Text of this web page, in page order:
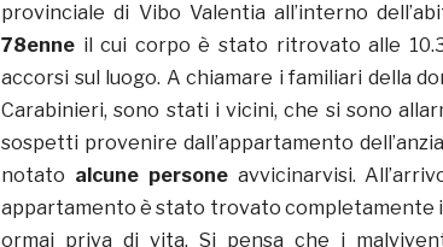
provinciale di Vibo Valentia all’interno
78enne il cui corpo è stato ritrovato alle
accorsi sul luogo. A chiamare i familiari della
Carabinieri, sono stati i vicini, che si sono
sospetti provenire dall’appartamento
notato alcune personeavvicinarvisi.
appartamento è stato trovato completamente
ormai priva di vita. Si pensa che i